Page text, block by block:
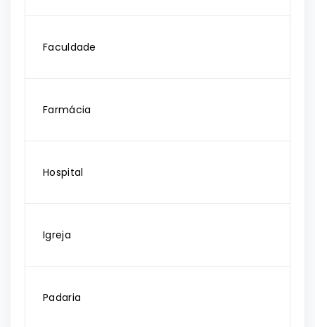
Faculdade
Farmácia
Hospital
Igreja
Padaria